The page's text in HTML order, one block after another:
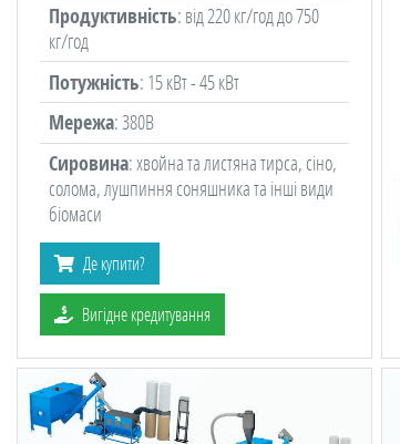
Продуктивність: від 220 кг/год до 750
кг/год
Потужність: 15 кВт - 45 кВт
Мережа: 380В
Сировина: хвойна та листяна тирса, сіно,
солома, лушпиння соняшника та інші види
біомаси
Де купити?
Вигідне кредитування